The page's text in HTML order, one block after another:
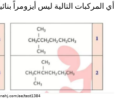
أي المركبات التالية ليس أيزومراً